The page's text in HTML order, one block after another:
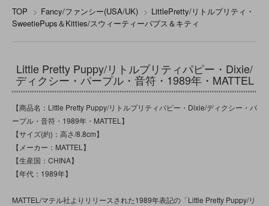
TOP > Fancy/ファンシー(USA/UK) > LittlePretty/リトルプリティ・
SweetiePups＆Kitties/スウィーティーパプス＆キティ
Little Pretty Puppy/リトルプリティパピー・Dixie/
ディクシー・パープル・音符・1989年・MATTEL
【商品名：Little Pretty Puppy/リトルプリティパピー・Dixie/ディクシー・パ
ープル・音符・1989年・MATTEL】
【サイズ(約)：高さ/8.8cm】
【メーカー：MATTEL】
【生産国：CHINA】
【年代：1989年】
MATTEL/マテル社よりリリースされた1989年表記の「Little Pretty Puppy/リ